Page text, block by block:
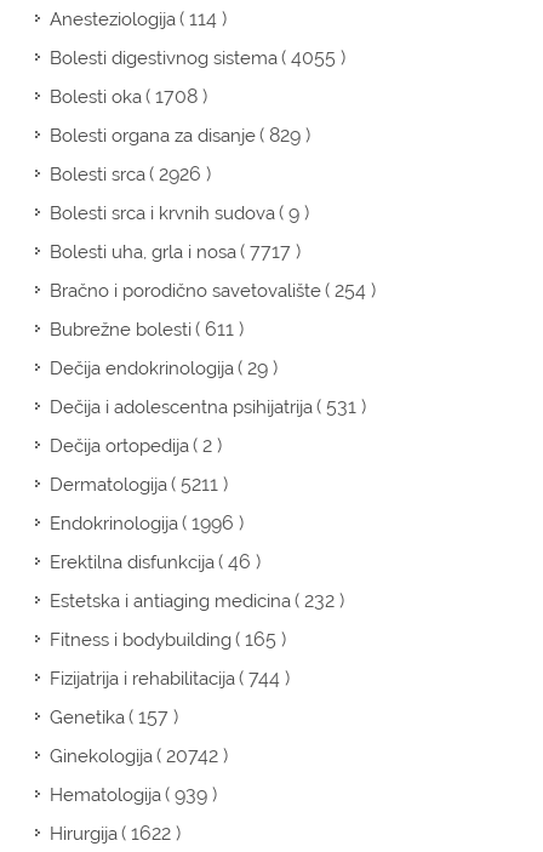
Anesteziologija( 114 )
Bolesti digestivnog sistema( 4055 )
Bolesti oka( 1708 )
Bolesti organa za disanje( 829 )
Bolesti srca( 2926 )
Bolesti srca i krvnih sudova( 9 )
Bolesti uha, grla i nosa( 7717 )
Bračno i porodično savetovalište( 254 )
Bubrežne bolesti( 611 )
Dečija endokrinologija( 29 )
Dečija i adolescentna psihijatrija( 531 )
Dečija ortopedija( 2 )
Dermatologija( 5211 )
Endokrinologija( 1996 )
Erektilna disfunkcija( 46 )
Estetska i antiaging medicina( 232 )
Fitness i bodybuilding( 165 )
Fizijatrija i rehabilitacija( 744 )
Genetika( 157 )
Ginekologija( 20742 )
Hematologija( 939 )
Hirurgija( 1622 )